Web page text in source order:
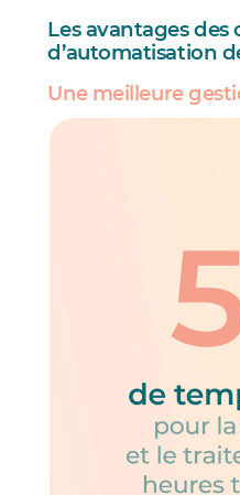
Les avantages des
d’automatisation
Une meilleure